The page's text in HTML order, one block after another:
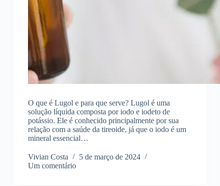
O que é Lugol e para que serve? Lugol é uma
solução líquida composta por iodo e iodeto de
potássio. Ele é conhecido principalmente por sua
relação com a saúde da tireoide, já que o iodo é um
mineral essencial…
Vivian Costa
5 de março de 2024
Um comentário